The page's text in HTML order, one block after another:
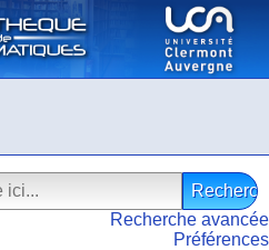
Recherche avancée
Préférences